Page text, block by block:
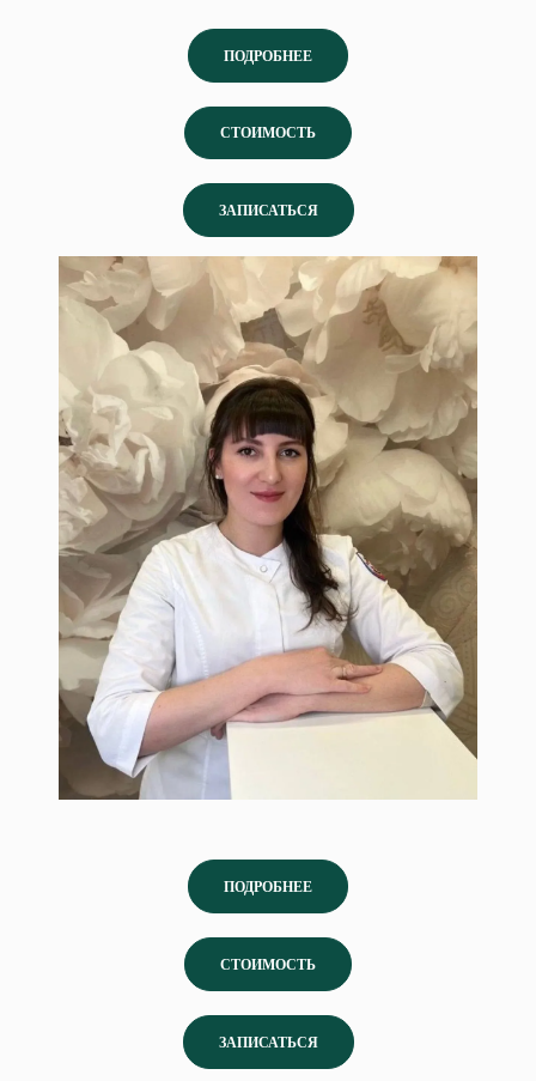
ПОДРОБНЕЕ
СТОИМОСТЬ
ЗАПИСАТЬСЯ
Савина Лилия
ПОДРОБНЕЕ
СТОИМОСТЬ
ЗАПИСАТЬСЯ